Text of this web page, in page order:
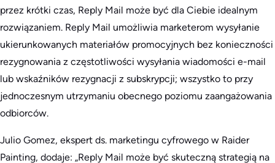
przez krótki czas, Reply Mail może być dla Ciebie idealnym
rozwiązaniem. Reply Mail umożliwia marketerom wysyłanie
ukierunkowanych materiałów promocyjnych bez konieczności
rezygnowania z częstotliwości wysyłania wiadomości e-mail
lub wskaźników rezygnacji z subskrypcji; wszystko to przy
jednoczesnym utrzymaniu obecnego poziomu zaangażowania
odbiorców.
Julio Gomez, ekspert ds. marketingu cyfrowego w Raider
Painting, dodaje: „Reply Mail może być skuteczną strategią na